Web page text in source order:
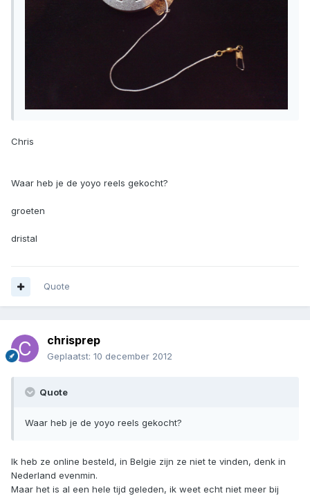
Chris
Waar heb je de yoyo reels gekocht?
groeten
dristal
Quote
chrisprep
Geplaatst: 10 december 2012
Quote
Waar heb je de yoyo reels gekocht?
Ik heb ze online besteld, in Belgie zijn ze niet te vinden, denk in
Nederland evenmin.
Maar het is al een hele tijd geleden, ik weet echt niet meer bij